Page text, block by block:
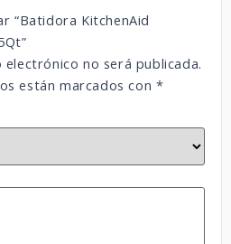
“Batidora KitchenAid
no será publicada.
están marcados con *